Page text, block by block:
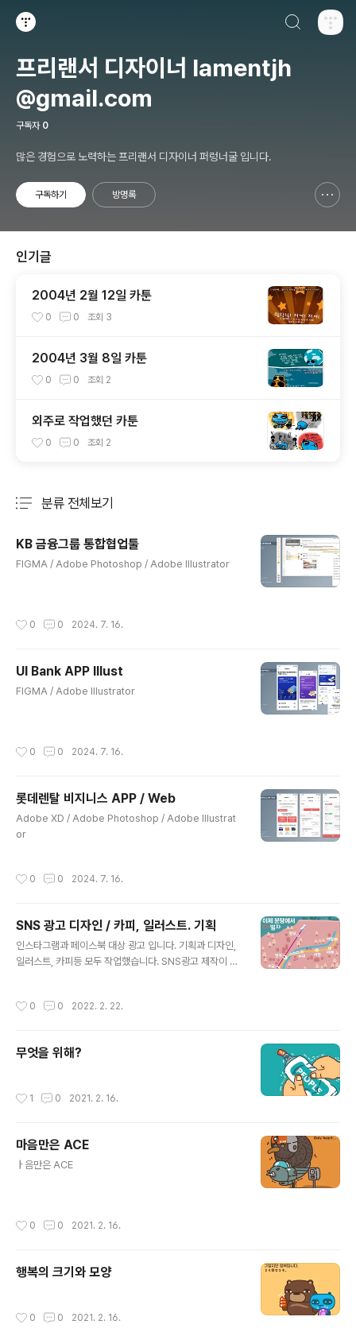
프리랜서 디자이너 lamentjh
@gmail.com
구독자 0
많은 경험으로 노력하는 프리랜서 디자이너 퍼렁너굴 입니다.
구독하기 방명록
인기글
2004년 2월 12일 카툰
0 0 조회 3
2004년 3월 8일 카툰
0 0 조회 2
외주로 작업했던 카툰
0 0 조회 2
분류 전체보기
KB 금융그룹 통합협업툴
FIGMA / Adobe Photoshop / Adobe Illustrator
0 0 2024. 7. 16.
UI Bank APP Illust
FIGMA / Adobe Illustrator
0 0 2024. 7. 16.
롯데렌탈 비지니스 APP / Web
Adobe XD / Adobe Photoshop / Adobe Illustrat
or
0 0 2024. 7. 16.
SNS 광고 디자인 / 카피, 일러스트. 기획
인스타그램과 페이스북 대상 광고 입니다. 기획과 디자인,
일러스트, 카피등 모두 작업했습니다. SNS광고 제작이 필
0 0 2022. 2. 22.
무엇을 위해?
1 0 2021. 2. 16.
마음만은 ACE
ㅏ음만은 ACE
0 0 2021. 2. 16.
행복의 크기와 모양
0 0 2021. 2. 16.